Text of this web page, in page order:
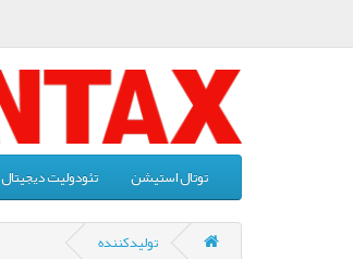
توتال استیشن تئودوليت ديجيتال
تولیدکننده